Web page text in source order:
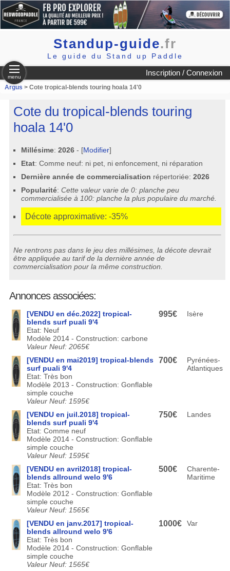
Standup-guide.fr
Le guide du Stand up Paddle
Inscription / Connexion
menu
Argus > Cote tropical-blends touring hoala 14'0
Cote du tropical-blends touring
hoala 14'0
Millésime:2026 - [Modifier]
Etat: Comme neuf: ni pet, ni enfoncement, ni réparation
Dernière année de commercialisation répertoriée:2026
Popularité:Cette valeur varie de 0: planche peu
commercialisée à 100: planche la plus populaire du marché.
Décote approximative: -35%
Ne rentrons pas dans le jeu des millésimes, la décote devrait
être appliquée au tarif de la dernière année de
commercialisation pour la même construction.
Annonces associées:
[VENDU en déc.2022] tropical-
blends surf puali 9'4
Etat: Neuf
Modèle 2014 - Construction: carbone
Valeur Neuf: 2065€
995€ Isère
[VENDU en mai2019] tropical-blends
surf puali 9'4
Etat: Très bon
Modèle 2013 - Construction: Gonflable
simple couche
Valeur Neuf: 1595€
700€
Pyrénées-
Atlantiques
[VENDU en juil.2018] tropical-
blends surf puali 9'4
Etat: Comme neuf
Modèle 2014 - Construction: Gonflable
simple couche
Valeur Neuf: 1595€
750€ Landes
[VENDU en avril2018] tropical-
blends allround welo 9'6
Etat: Très bon
Modèle 2012 - Construction: Gonflable
simple couche
Valeur Neuf: 1565€
500€
Charente-
Maritime
[VENDU en janv.2017] tropical-
blends allround welo 9'6
Etat: Très bon
Modèle 2014 - Construction: Gonflable
simple couche
Valeur Neuf: 1565€
1000€ Var